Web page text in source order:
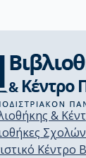
&
Κέντρο